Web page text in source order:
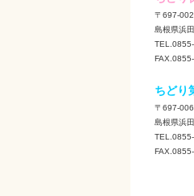
〒697-
島根県浜
ちどり
〒697-
島根県浜